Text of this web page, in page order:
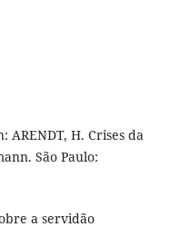
ARENDT, H. Crises da
São Paulo:
a servidão